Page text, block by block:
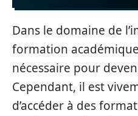
Dans le domaine de
formation
nécessaire pour
Cependant, il est
d’accéder à des